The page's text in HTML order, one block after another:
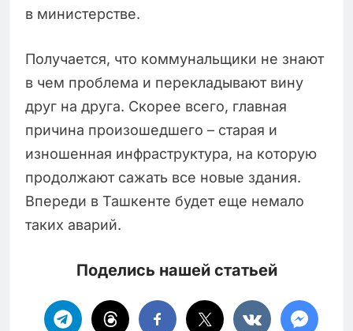
в министерстве.
Получается, что коммунальщики не знают
в чем проблема и перекладывают вину
друг на друга. Скорее всего, главная
причина произошедшего – старая и
изношенная инфраструктура, на которую
продолжают сажать все новые здания.
Впереди в Ташкенте будет еще немало
таких аварий.
Поделись нашей статьей